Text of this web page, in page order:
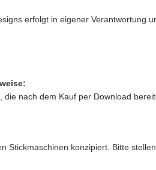
erfolgt in eigener Verantwortung
nach dem Kauf per Download
Stickmaschinen konzipiert. Bitte